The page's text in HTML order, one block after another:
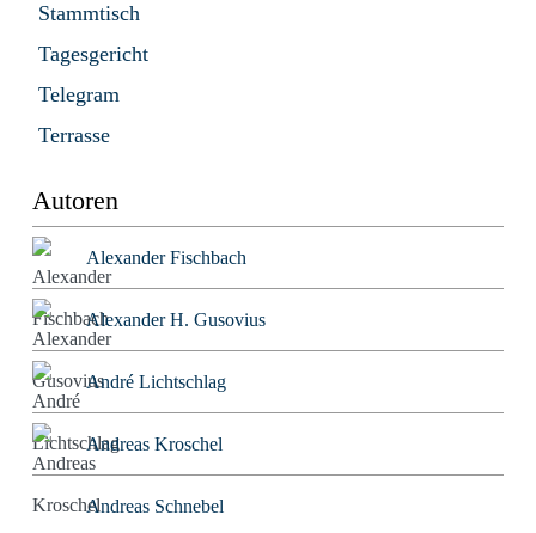
Stammtisch
Tagesgericht
Telegram
Terrasse
Autoren
Alexander Fischbach
Alexander H. Gusovius
André Lichtschlag
Andreas Kroschel
Andreas Schnebel